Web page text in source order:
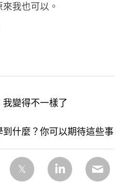
我也可以。
變得不一樣了
什麼？你可以期待這些事